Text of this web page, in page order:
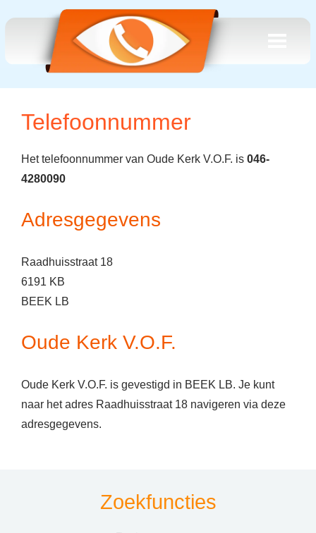
Telefoonnummer
Het telefoonnummer van Oude Kerk V.O.F. is 046-
4280090
Adresgegevens
Raadhuisstraat 18
6191 KB
BEEK LB
Oude Kerk V.O.F.
Oude Kerk V.O.F. is gevestigd in BEEK LB. Je kunt
naar het adres Raadhuisstraat 18 navigeren via deze
adresgegevens.
Zoekfuncties